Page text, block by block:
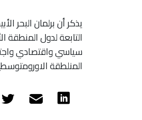
التابعة لدول المنطقة
سياسي واقتصادي
المنلطقة